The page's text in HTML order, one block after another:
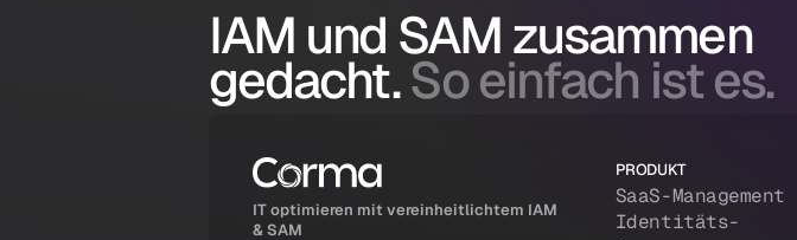
IAM und SAM zusammen
gedacht.So einfach ist es.
IT optimieren mit vereinheitlichtem IAM
& SAM
PRODUKT
SaaS-Management
Identitäts-